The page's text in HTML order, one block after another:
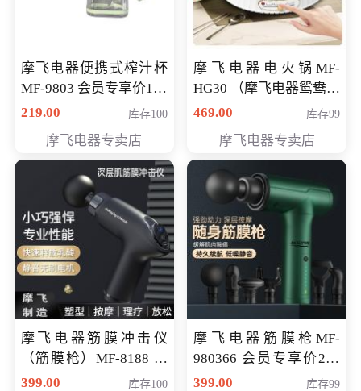
摩飞电器便携式榨汁杯
MF-9803 会员专享价138
元
219.00 库存100
摩飞电器专卖店
摩飞电器电火锅MF-
HG30 （摩飞电器鸳鸯锅
MF-HG30 ） 会员专享价
469.00 库存99
摩飞电器专卖店
摩飞电器筋膜冲击仪
（筋膜枪）MF-8188 会
员专享价268元
399.00 库存100
摩飞电器筋膜枪MF-
980366 会员专享价299
元
399.00 库存99